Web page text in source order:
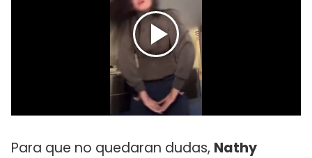
Para que no quedaran dudas, Nathy